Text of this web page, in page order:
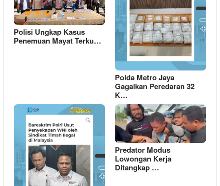
Polisi Ungkap Kasus
Penemuan Mayat Terku…
Polda Metro Jaya
Gagalkan Peredaran 32
K…
Predator Modus
Lowongan Kerja
Ditangkap …